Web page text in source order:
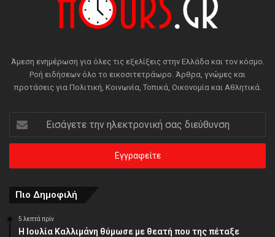
Άμεση ενημέρωση για όλες τις εξελίξεις στην Ελλάδα και τον κόσμο.
Ροή ειδήσεων όλο το εικοσιτετράωρο. Άρθρα, γνώμες και
προτάσεις για Πολιτική, Κοινωνία, Τοπικά, Οικονομία και Αθλητικά.
την
ηλεκτρονική
διεύθυνση
Πιο Δημοφιλή
5 λεπτά πρίν
Η Ιουλία Καλλιμάνη θύμωσε με θεατή που της πέταξε